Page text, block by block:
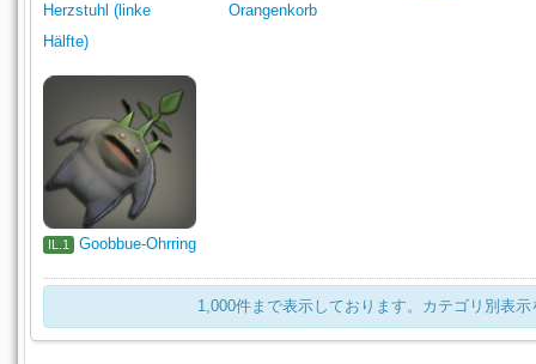
Herzstuhl (linke
Hälfte)
Orangenkorb
IL.1 Goobbue-Ohrring
1,000件まで表示しております。カテゴリ別表